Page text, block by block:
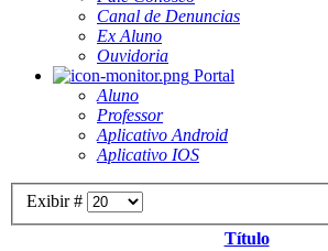
Canal de Denuncias
Ex Aluno
Ouvidoria
Portal
Aluno
Professor
Aplicativo Android
Aplicativo IOS
Exibir #
Título